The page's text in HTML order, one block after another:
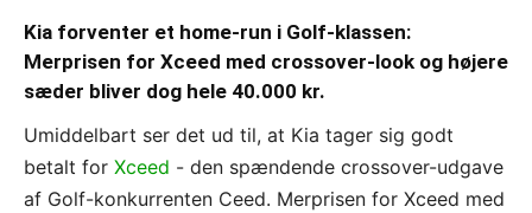
Kia forventer et home-run i Golf-klassen:
Merprisen for Xceed med crossover-look og højere
sæder bliver dog hele 40.000 kr.
Umiddelbart ser det ud til, at Kia tager sig godt
betalt for Xceed - den spændende crossover-udgave
af Golf-konkurrenten Ceed. Merprisen for Xceed med